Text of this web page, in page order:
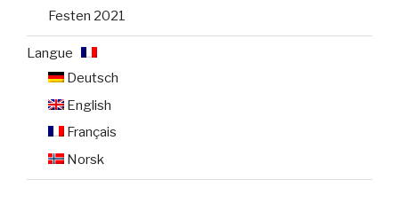
Festen 2021
Langue :
Deutsch
English
Français
Norsk